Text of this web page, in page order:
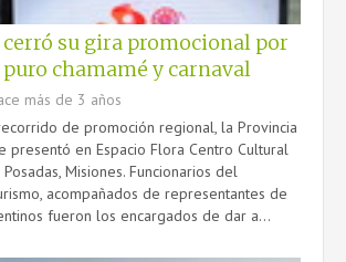
su gira promocional por
chamamé y carnaval
más de 3 años
de promoción regional, la Provincia
presentó en Espacio Flora Centro Cultural
Misiones. Funcionarios del
acompañados de representantes de
fueron los encargados de dar a...